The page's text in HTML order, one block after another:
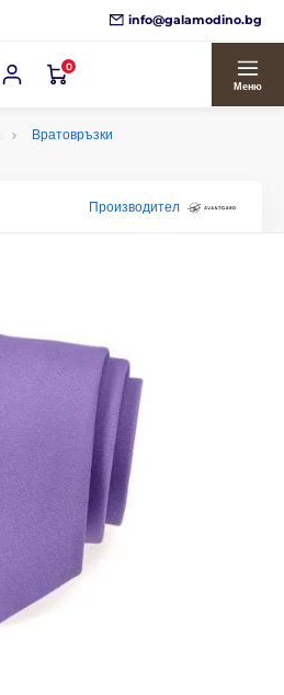
info@galamodino.bg
0
Меню
Вратовръзки
Производител